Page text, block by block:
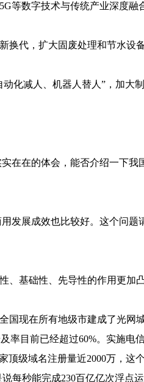
等数字技术与传统产业深度融
换代，扩大固废处理和节水设
化减人、机器人替人”，加大
在在的体会，能否介绍一下我
发展成效也比较好。这个问题
、基础性、先导性的作用更加
国现在所有地级市建成了光网
率目前已经超过60%。实施电
顶级域名注册量近2000万，这
每秒能完成230百亿亿次浮点运